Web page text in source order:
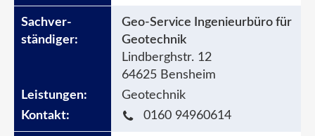
Geo-Service Ingenieurbüro für
Geotechnik
Lindberghstr. 12
64625 Bensheim
Geotechnik
0160 94960614